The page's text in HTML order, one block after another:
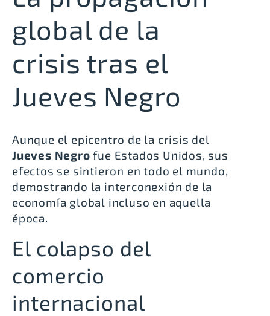
global de la
crisis tras el
Jueves Negro
Aunque el epicentro de la crisis del
Jueves Negro fue Estados Unidos, sus
efectos se sintieron en todo el mundo,
demostrando la interconexión de la
economía global incluso en aquella
época.
El colapso del
comercio
internacional